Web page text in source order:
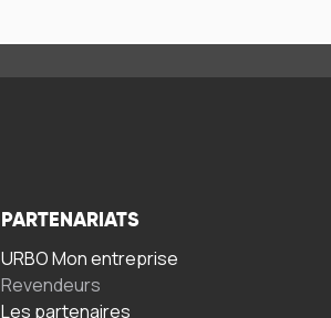
PARTENARIATS
URBO Mon entreprise
Revendeurs
Les partenaires